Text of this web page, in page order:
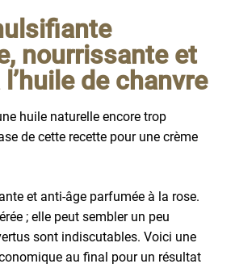
nourrissante et
de chanvre
huile naturelle encore trop
de cette recette pour une crème
et anti-âge parfumée à la rose.
; elle peut sembler un peu
sont indiscutables. Voici une
au final pour un résultat